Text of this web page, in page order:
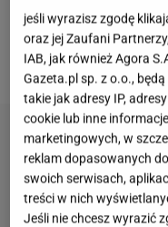
krzyżową. W
czerwonego mięsa,
mięso z udźcaindyka
jeśli wyrazisz zgodę
oraz jej Zaufani
IAB, jak również Agora
Gazeta.pl sp. z o.o.,
takie jak adresy IP,
cookie lub inne
marketingowych, w
reklam dopasowanych
swoich serwisach,
treści w nich
Jeśli nie chcesz wyrazić